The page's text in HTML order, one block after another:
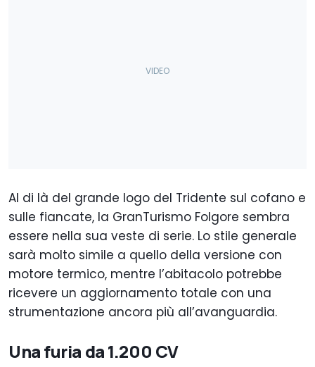
Al di là del grande logo del Tridente sul cofano e
sulle fiancate, la GranTurismo Folgore sembra
essere nella sua veste di serie. Lo stile generale
sarà molto simile a quello della versione con
motore termico, mentre l’abitacolo potrebbe
ricevere un aggiornamento totale con una
strumentazione ancora più all’avanguardia.
Una furia da 1.200 CV